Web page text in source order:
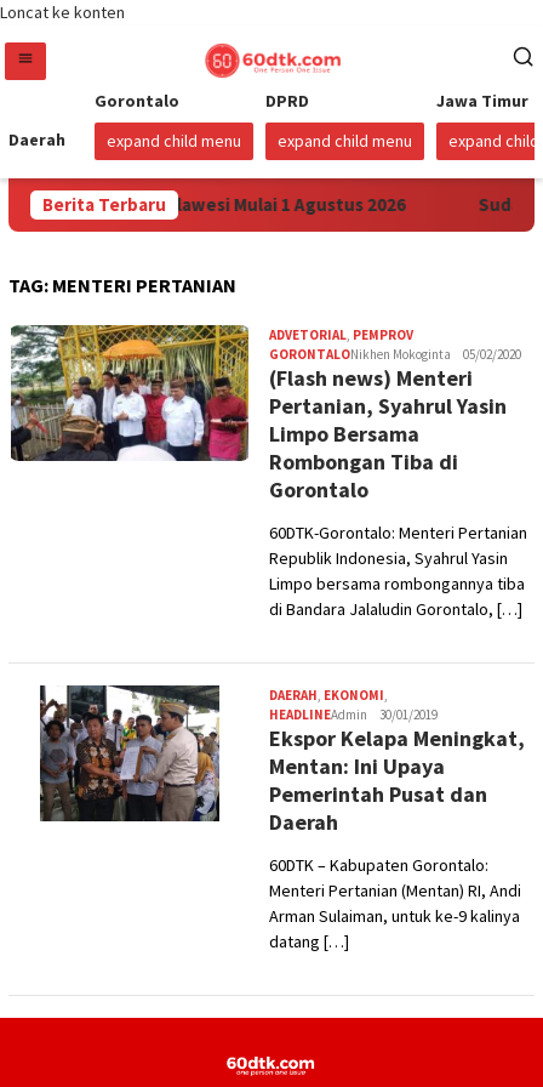
Loncat ke konten
Daerah
Gorontalo
expand child menu
DPRD
expand child menu
Jawa Timur
expand child
Berita Terbaru
Pertamax di Sulawesi Mulai 1 Agustus 2026 Sudah
TAG: MENTERI PERTANIAN
ADVETORIAL, PEMPROV
GORONTALONikhen Mokoginta 05/02/2020
(Flash news) Menteri
Pertanian, Syahrul Yasin
Limpo Bersama
Rombongan Tiba di
Gorontalo
60DTK-Gorontalo: Menteri Pertanian
Republik Indonesia, Syahrul Yasin
Limpo bersama rombongannya tiba
di Bandara Jalaludin Gorontalo, […]
DAERAH, EKONOMI,
HEADLINEAdmin 30/01/2019
Ekspor Kelapa Meningkat,
Mentan: Ini Upaya
Pemerintah Pusat dan
Daerah
60DTK – Kabupaten Gorontalo:
Menteri Pertanian (Mentan) RI, Andi
Arman Sulaiman, untuk ke-9 kalinya
datang […]